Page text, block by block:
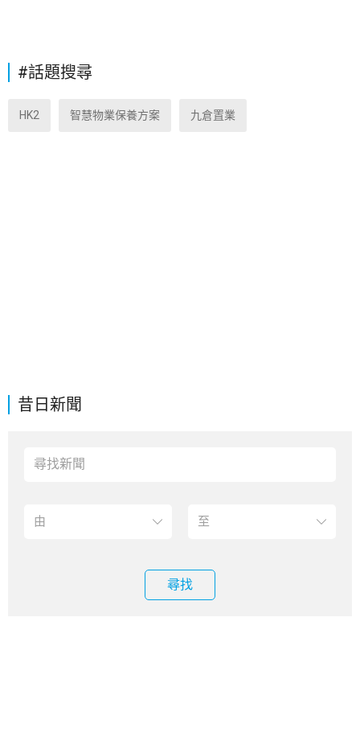
昔日新聞
尋找
#話題搜尋
HK2 智慧物業保養方案 九倉置業